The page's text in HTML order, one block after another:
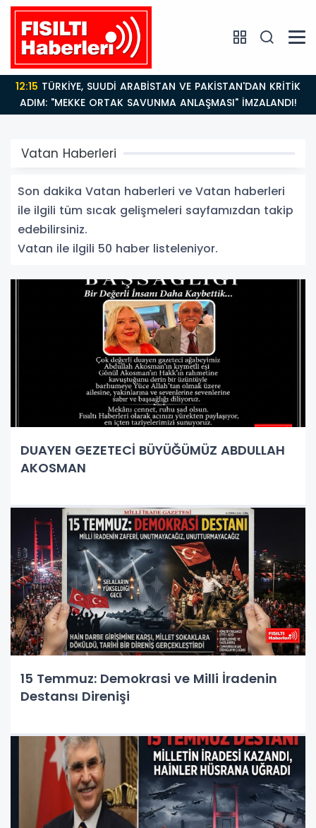
14:21BAKAN GÜRLEK’TEN TİGAD ÇALIŞTAYINDA Çarpıcı
AÇIKLAMALAR: "Pazar Günü Yeni Bir Aydınlığa
Uyanacağız"
Vatan Haberleri
Son dakika Vatan haberleri ve Vatan haberleri
ile ilgili tüm sıcak gelişmeleri sayfamızdan takip
edebilirsiniz.
Vatan ile ilgili 50 haber listeleniyor.
DUAYEN GEZETECİ BÜYÜĞÜMÜZ ABDULLAH
AKOSMAN
15 Temmuz: Demokrasi ve Milli İradenin
Destansı Direnişi